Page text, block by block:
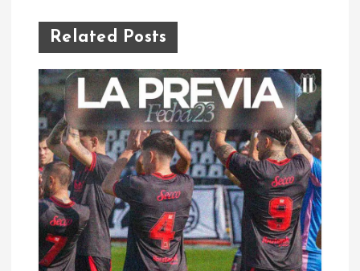
g
a
c
ó
n
d
Related Posts